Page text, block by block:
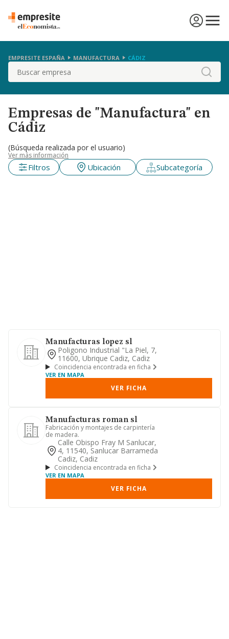
EMPRESITE ESPAÑA MANUFACTURA CÁDIZ
Buscar
Empresas de "Manufactura" en
Cádiz
(Búsqueda realizada por el usuario)
Ver más información
Filtros Ubicación Subcategoría
Manufacturas lopez sl
Poligono Industrial "la Piel, 7,
11600, Ubrique Cadiz, Cadiz
Coincidencia encontrada en ficha
VER EN MAPA
VER FICHA
Manufacturas roman sl
Fabricación y montajes de carpintería
de madera.
Calle Obispo Fray M Sanlucar,
4, 11540, Sanlucar Barrameda
Cadiz, Cadiz
Coincidencia encontrada en ficha
VER EN MAPA
VER FICHA